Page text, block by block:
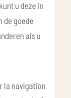
u deze in
de goede
als u
la navigation